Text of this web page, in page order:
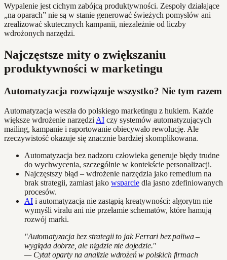
Wypalenie jest cichym zabójcą produktywności. Zespoły działające
„na oparach” nie są w stanie generować świeżych pomysłów ani
zrealizować skutecznych kampanii, niezależnie od liczby
wdrożonych narzędzi.
Najczęstsze mity o zwiększaniu
produktywności w marketingu
Automatyzacja rozwiązuje wszystko? Nie tym razem
Automatyzacja weszła do polskiego marketingu z hukiem. Każde
większe wdrożenie narzędzi AI czy systemów automatyzujących
mailing, kampanie i raportowanie obiecywało rewolucję. Ale
rzeczywistość okazuje się znacznie bardziej skomplikowana.
Automatyzacja bez nadzoru człowieka generuje błędy trudne
do wychwycenia, szczególnie w kontekście personalizacji.
Najczęstszy błąd – wdrożenie narzędzia jako remedium na
brak strategii, zamiast jako wsparcie dla jasno zdefiniowanych
procesów.
AI i automatyzacja nie zastąpią kreatywności: algorytm nie
wymyśli viralu ani nie przełamie schematów, które hamują
rozwój marki.
"Automatyzacja bez strategii to jak Ferrari bez paliwa –
wygląda dobrze, ale nigdzie nie dojedzie."
— Cytat oparty na analizie wdrożeń w polskich firmach